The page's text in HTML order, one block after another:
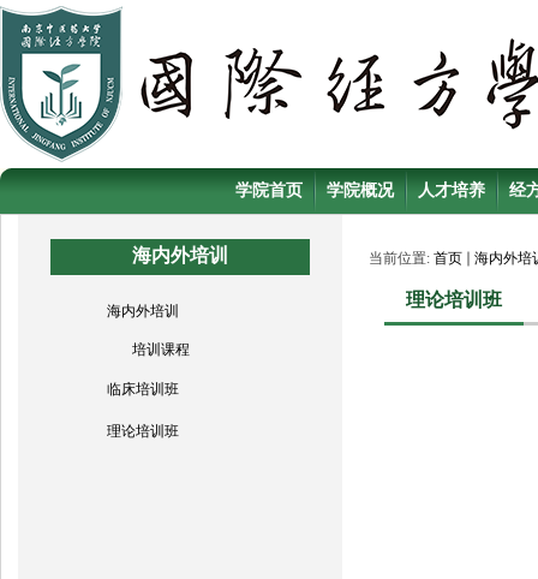
学院首页 学院概况 人才培养 经
海内外培训
海内外培训
培训课程
临床培训班
理论培训班
当前位置: 首页 海内外培
理论培训班